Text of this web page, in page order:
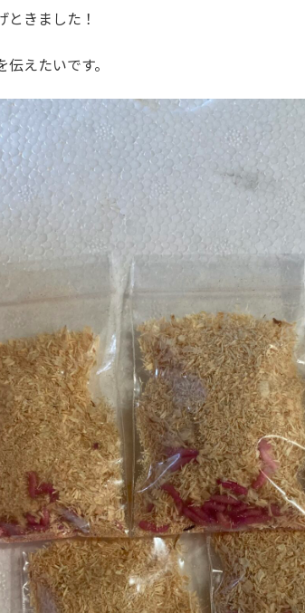
ときました！
えたいです。